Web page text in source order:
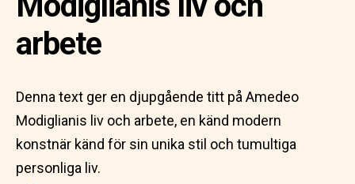
arbete
Denna text ger en djupgående titt på Amedeo
Modiglianis liv och arbete, en känd modern
konstnär känd för sin unika stil och tumultiga
personliga liv.